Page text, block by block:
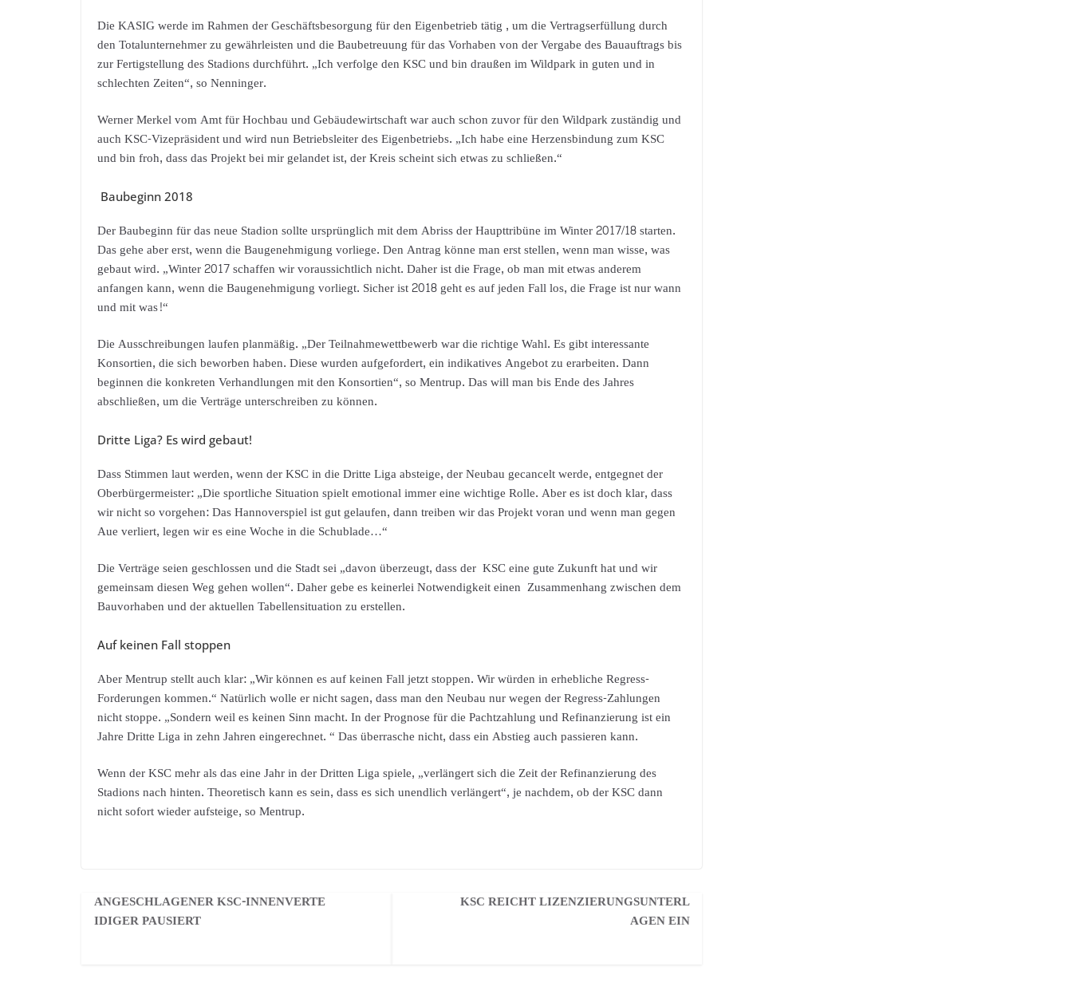
Die KASIG werde im Rahmen der Geschäftsbesorgung für den Eigenbetrieb tätig , um die Vertragserfüllung durch
den Totalunternehmer zu gewährleisten und die Baubetreuung für das Vorhaben von der Vergabe des Bauauftrags bis
zur Fertigstellung des Stadions durchführt. „Ich verfolge den KSC und bin draußen im Wildpark in guten und in
schlechten Zeiten“, so Nenninger.
Werner Merkel vom Amt für Hochbau und Gebäudewirtschaft war auch schon zuvor für den Wildpark zuständig und
auch KSC-Vizepräsident und wird nun Betriebsleiter des Eigenbetriebs. „Ich habe eine Herzensbindung zum KSC
und bin froh, dass das Projekt bei mir gelandet ist, der Kreis scheint sich etwas zu schließen.“
Baubeginn 2018
Der Baubeginn für das neue Stadion sollte ursprünglich mit dem Abriss der Haupttribüne im Winter 2017/18 starten.
Das gehe aber erst, wenn die Baugenehmigung vorliege. Den Antrag könne man erst stellen, wenn man wisse, was
gebaut wird. „Winter 2017 schaffen wir voraussichtlich nicht. Daher ist die Frage, ob man mit etwas anderem
anfangen kann, wenn die Baugenehmigung vorliegt. Sicher ist 2018 geht es auf jeden Fall los, die Frage ist nur wann
und mit was!“
Die Ausschreibungen laufen planmäßig. „Der Teilnahmewettbewerb war die richtige Wahl. Es gibt interessante
Konsortien, die sich beworben haben. Diese wurden aufgefordert, ein indikatives Angebot zu erarbeiten. Dann
beginnen die konkreten Verhandlungen mit den Konsortien“, so Mentrup. Das will man bis Ende des Jahres
abschließen, um die Verträge unterschreiben zu können.
Dritte Liga? Es wird gebaut!
Dass Stimmen laut werden, wenn der KSC in die Dritte Liga absteige, der Neubau gecancelt werde, entgegnet der
Oberbürgermeister: „Die sportliche Situation spielt emotional immer eine wichtige Rolle. Aber es ist doch klar, dass
wir nicht so vorgehen: Das Hannoverspiel ist gut gelaufen, dann treiben wir das Projekt voran und wenn man gegen
Aue verliert, legen wir es eine Woche in die Schublade…“
Die Verträge seien geschlossen und die Stadt sei „davon überzeugt, dass der KSC eine gute Zukunft hat und wir
gemeinsam diesen Weg gehen wollen“. Daher gebe es keinerlei Notwendigkeit einen Zusammenhang zwischen dem
Bauvorhaben und der aktuellen Tabellensituation zu erstellen.
Auf keinen Fall stoppen
Aber Mentrup stellt auch klar: „Wir können es auf keinen Fall jetzt stoppen. Wir würden in erhebliche Regress-
Forderungen kommen.“ Natürlich wolle er nicht sagen, dass man den Neubau nur wegen der Regress-Zahlungen
nicht stoppe. „Sondern weil es keinen Sinn macht. In der Prognose für die Pachtzahlung und Refinanzierung ist ein
Jahre Dritte Liga in zehn Jahren eingerechnet. “ Das überrasche nicht, dass ein Abstieg auch passieren kann.
Wenn der KSC mehr als das eine Jahr in der Dritten Liga spiele, „verlängert sich die Zeit der Refinanzierung des
Stadions nach hinten. Theoretisch kann es sein, dass es sich unendlich verlängert“, je nachdem, ob der KSC dann
nicht sofort wieder aufsteige, so Mentrup.
ANGESCHLAGENER KSC-INNENVERTE
IDIGER PAUSIERT
KSC REICHT LIZENZIERUNGSUNTERL
AGEN EIN